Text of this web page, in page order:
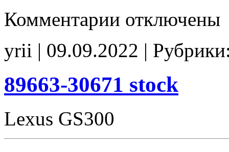
Комментарии записи
E2(EVAP_off)
noCHK
отключены
yrii | 09.09.2022 |
89663-30671 stock
Lexus GS300